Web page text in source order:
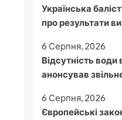
Українська
про результати
6 Серпня, 2026
Відсутність
анонсував
6 Серпня, 2026
Європейські